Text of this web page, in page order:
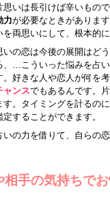
思いは長引けば辛いもの
力が必要なときがありま
を両思いにして、根本的
いの恋は今後の展開はど
、…こういった悩みを占
。好きな人や恋人が何を
ャンスでもあるんです。
す。タイミングを計るの
定することができます。
いの力を借りて、自らの
相手の気持ちで